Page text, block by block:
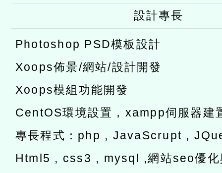
設計專長
Photoshop PSD模板設計
Xoops佈景/網站/設計開發
Xoops模組功能開發
CentOS環境設置，xampp伺服器建
專長程式：php , JavaScrupt ,
Html5 , css3 , mysql ,網站seo優化